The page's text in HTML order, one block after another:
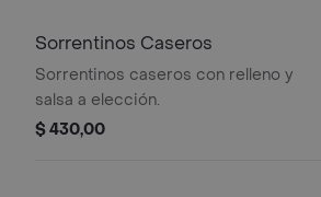
Sorrentinos Caseros
Sorrentinos caseros con relleno y
salsa a elección.
$ 430,00